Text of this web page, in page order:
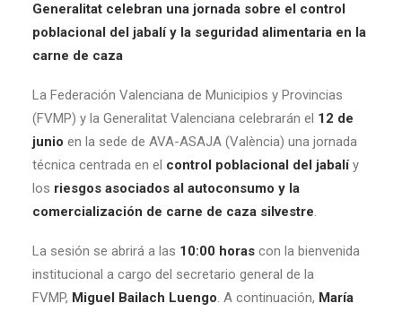
Generalitat celebran una jornada sobre el control
poblacional del jabalí y la seguridad alimentaria en la
carne de caza
La Federación Valenciana de Municipios y Provincias
(FVMP) y la Generalitat Valenciana celebrarán el 12 de
junio en la sede de AVA-ASAJA (València) una jornada
técnica centrada en el control poblacional del jabalíy
los riesgos asociados al autoconsumo y la
comercialización de carne de caza silvestre.
La sesión se abrirá a las 10:00 horas con la bienvenida
institucional a cargo del secretario general de la
FVMP, Miguel Bailach Luengo. A continuación, María